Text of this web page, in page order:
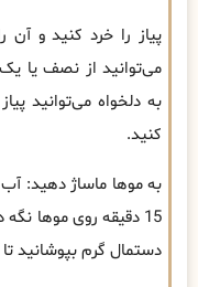
پیاز را خرد کنید و
می‌توانید از نصف یا یک
به دلخواه می‌توانید
کنید.
به موها ماساژ دهید: آب
15 دقیقه روی موها
دستمال گرم بپوشانید